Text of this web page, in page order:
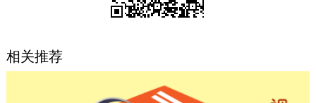
利企服务
中介服务
相关推荐